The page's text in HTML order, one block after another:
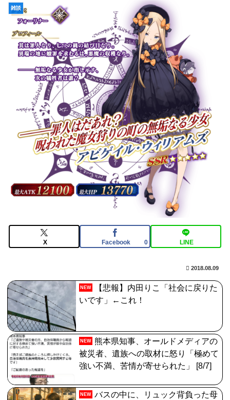
【速報】パさん「平和を願う式典なのに防弾ガラスと防
弾バッグSP」安倍元首相の悲劇や石破前首相も同環境
だったことは忘れる
【FGO】まず宇宙進出が霊長譲ることに繋がるのが納得
してない
【FGO】低レア強化はニッチな需要満たしていけ
【FGO】ティアマト Fate/GrandOrderのイラスト紹介
【FGO】セミラミス Fate/GrandOrderのイラスト紹介
【画像】日本を代表する大物漫画家、高市早苗と小泉進
次郎にガチギレ 痛烈な風刺漫画を投稿
【FGO】スルトくんは保険に使えたのかね実際
雑談
X Facebook 0 LINE
2018.08.09
NEW
【悲報】内田りこ「社会に戻りた
いです」←これ！
NEW 熊本県知事、オールドメディアの
被災者、遺族への取材に怒り「極めて
強い不満、苦情が寄せられた」 [8/7]
NEW バスの中に、リュック背負った母